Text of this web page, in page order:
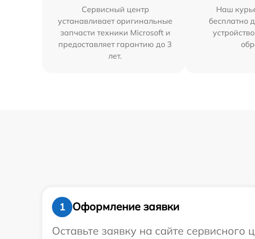
Сервисный центр
устанавливает оригинальные
запчасти техники Microsoft и
предоставляет гарантию до 3
лет.
Наш
бесплатно
1
Оформление заявки
Оставьте заявку на сайте